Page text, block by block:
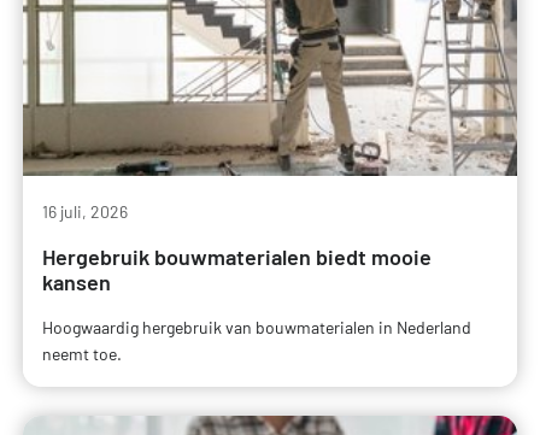
16 juli, 2026
Hergebruik bouwmaterialen biedt mooie
kansen
Hoogwaardig hergebruik van bouwmaterialen in Nederland
neemt toe.